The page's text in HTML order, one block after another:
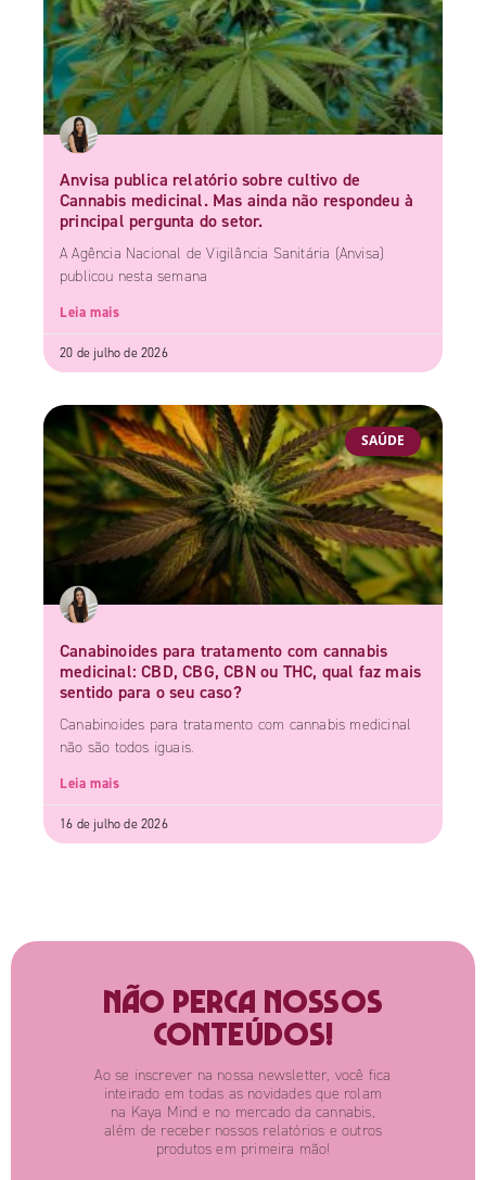
Anvisa publica relatório sobre cultivo de
Cannabis medicinal. Mas ainda não respondeu à
principal pergunta do setor.
A Agência Nacional de Vigilância Sanitária (Anvisa)
publicou nesta semana
Leia mais
20 de julho de 2026
SAÚDE
Canabinoides para tratamento com cannabis
medicinal: CBD, CBG, CBN ou THC, qual faz mais
sentido para o seu caso?
Canabinoides para tratamento com cannabis medicinal
não são todos iguais.
Leia mais
16 de julho de 2026
Não perca nossos
conteúdos!
Ao se inscrever na nossa newsletter, você fica
inteirado em todas as novidades que rolam
na Kaya Mind e no mercado da cannabis,
além de receber nossos relatórios e outros
produtos em primeira mão!